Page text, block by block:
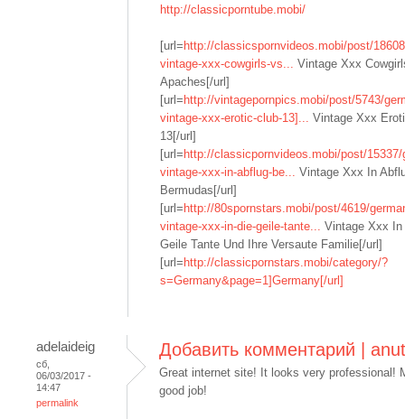
http://classicporntube.mobi/
[url= http://classicspornvideos.mobi/post/
vintage-xxx-cowgirls-vs... Vintage Xxx
Apaches[/url]
[url= http://vintagepornpics.mobi/post/5743/
vintage-xxx-erotic-club-13]... Vintage Xxx
13[/url]
[url= http://classicpornvideos.mobi/post/15337/
vintage-xxx-in-abflug-be... Vintage Xxx In
Bermudas[/url]
[url= http://80spornstars.mobi/post/4619/
vintage-xxx-in-die-geile-tante... Vintage Xxx In
Geile Tante Und Ihre Versaute Familie[/url]
[url= http://classicpornstars.mobi/category/?
s=Germany&page=1]Germany[/url]
adelaideig
сб,
06/03/2017 -
14:47
permalink
Добавить комментарий |
Great internet site! It looks very professional!
good job!